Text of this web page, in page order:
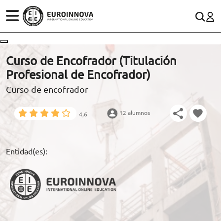
ÁREAS
ESTUDIOS
CONOCE EUROINNOVA
RECURSOS EDUCATIVOS
ARTÍCULOS
CONTACTO
(+34)958 050 200(gratuito en España)
900 831 200
formacion@euroinnova.com
TRABAJA CON NOSOTROS
Curso de Encofrador (Titulación
Profesional de Encofrador)
Curso de encofrador
4,6 12 alumnos
Entidad(es):